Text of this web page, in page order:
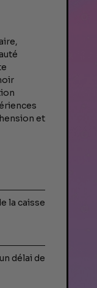
et
la caisse
délai de